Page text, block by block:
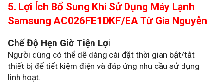
5. Lợi Ích Bổ Sung Khi Sử Dụng Máy Lạnh
Samsung AC026FE1DKF/EA Từ Gia Nguyễn
Chế Độ Hẹn Giờ Tiện Lợi
Người dùng có thể dễ dàng cài đặt thời gian bật/tắt
thiết bị để tiết kiệm điện và đáp ứng nhu cầu sử dụng
linh hoạt.